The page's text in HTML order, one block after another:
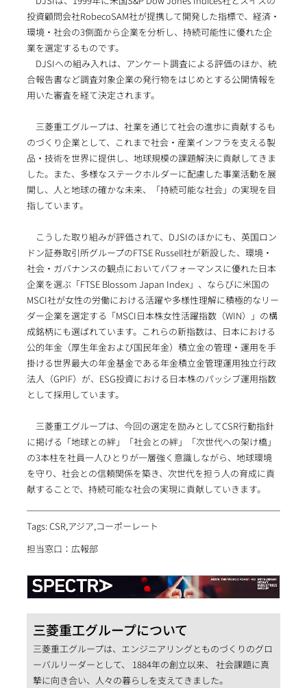
投資顧問会社RobecoSAM社が提携して開発した指標で、経済・
環境・社会の3側面から企業を分析し、持続可能性に優れた企
業を選定するものです。
DJSIへの組み入れは、アンケート調査による評価のほか、統
合報告書など調査対象企業の発行物をはじめとする公開情報を
用いた審査を経て決定されます。
三菱重工グループは、社業を通じて社会の進歩に貢献するも
のづくり企業として、これまで社会・産業インフラを支える製
品・技術を世界に提供し、地球規模の課題解決に貢献してきま
した。また、多様なステークホルダーに配慮した事業活動を展
開し、人と地球の確かな未来、「持続可能な社会」の実現を目
指しています。
こうした取り組みが評価されて、DJSIのほかにも、英国ロン
ドン証券取引所グループのFTSE Russell社が新設した、環境・
社会・ガバナンスの観点においてパフォーマンスに優れた日本
企業を選ぶ「FTSE Blossom Japan Index」、ならびに米国の
MSCI社が女性の労働における活躍や多様性理解に積極的なリー
ダー企業を選定する「MSCI日本株女性活躍指数（WIN）」の構
成銘柄にも選ばれています。これらの新指数は、日本における
公的年金（厚生年金および国民年金）積立金の管理・運用を手
掛ける世界最大の年金基金である年金積立金管理運用独立行政
法人（GPIF）が、ESG投資における日本株のパッシブ運用指数
として採用しています。
三菱重工グループは、今回の選定を励みとしてCSR行動指針
に掲げる「地球との絆」「社会との絆」「次世代への架け橋」
の3本柱を社員一人ひとりが一層強く意識しながら、地球環境
を守り、社会との信頼関係を築き、次世代を担う人の育成に貢
献することで、持続可能な社会の実現に貢献していきます。
Tags: CSR,アジア,コーポーレート
担当窓口：広報部
三菱重工グループについて
三菱重工グループは、エンジニアリングとものづくりのグロ
ーバルリーダーとして、 1884年の創立以来、 社会課題に真
摯に向き合い、人々の暮らしを支えてきました。